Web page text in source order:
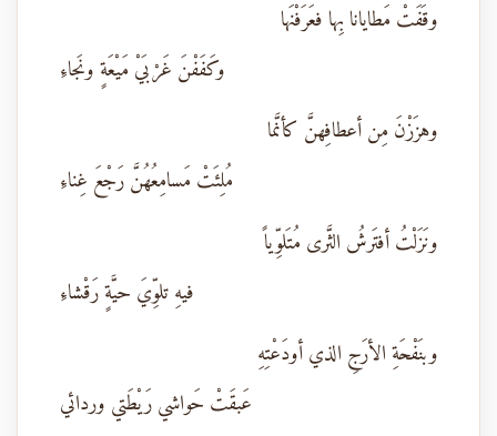
وقَفَتْ مَطايانا بِها فعَرَفْنَها
وكَفَفْنَ غَرْبَيْ مَيْعَةٍ ونَجاءِ
وهزَزْنَ مِن أعطافِهنَّ كأنَّما
مُلِئَتْ مَسامِعُهُنَّ رَجْعَ غِناءِ
ونَزَلْتُ أفتَرشُ الثَّرى مُتَلوِّياً
فيهِ تلوِّيَ حيَّةٍ رَقْشاءِ
وبنَفْحَةِ الأرَجِ الذي أودَعْتِهِ
عَبقَتْ حَواشي رَيْطَتي وردائي